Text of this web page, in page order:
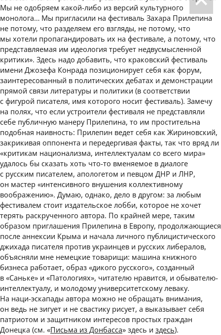
Мы не одобряем какой-либо из версий культурного
монолога… Мы пригласили на фестиваль Захара Прилепина
не потому, что разделяем его взгляды, не потому, что
мы хотели пропагандировать их на фестивале, а потому, что
представляемая им идеология требует недвусмысленной
критики». Здесь надо добавить, что краковский фестиваль
имени Джозефа Конрада позиционирует себя как форум,
заинтересованный в политических дебатах и демонстрации
прямой связи литературы и политики (в соответствии
с фигурой писателя, имя которого носит фестиваль). Замечу
на полях, что если устроители фестиваля не представляли
себе публичную манеру Прилепина, то им простительна
подобная наивность: Прилепин ведет себя как Жириновский,
закрикивая оппонента и передергивая факты, так что вряд ли
«критикам национализма, интеллектуалам со всего мира»
удалось бы сказать хоть что-то вменяемое в диалоге
с русским писателем, апологетом и певцом ДНР и ЛНР,
он мастер «интенсивного внушения коллективному
воображению». Думаю, однако, дело в другом: за любым
фестивалем стоит издательское лобби, которое не хочет
терять раскрученного автора. По крайней мере, таким
образом приглашения Прилепина в Европу, продолжающиеся
после аннексии Крыма и начала личного публицистического
джихада писателя против украинцев и русских либералов,
объясняли мне немецкие товарищи: машина книжного
бизнеса работает, образ «дикого русского», созданный
в «Саньке» и «Патологиях», читателю нравится, и обывателю-
интеллектуалу, и молодому университетскому леваку.
На наци-эскапады автора можно не обращать внимания,
он ведь не зигует и не свастику рисует, а выказывает себя
патриотом и защитником интересов простых граждан
Донецка (см. «Письма из Донбасса» здесь и здесь).